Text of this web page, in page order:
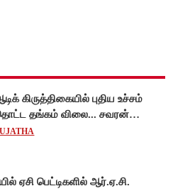
கிருத்திகையில் புதிய உச்சம்
தங்கம் விலை... சவரன்
ஐ கடந்து விற்பனை!
ஏசி பெட்டிகளில் ஆர்.ஏ.சி.